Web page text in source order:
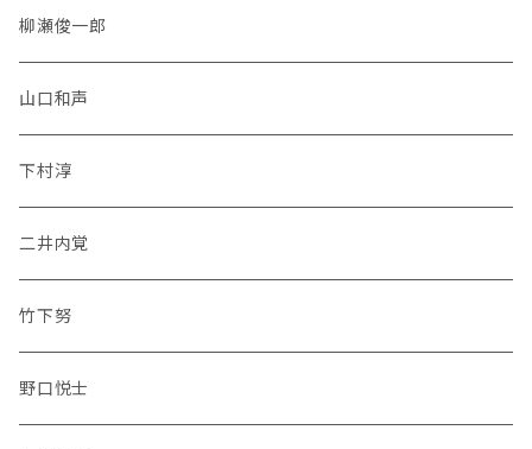
柳瀬俊一郎
山口和声
下村淳
二井内覚
竹下努
野口悦士